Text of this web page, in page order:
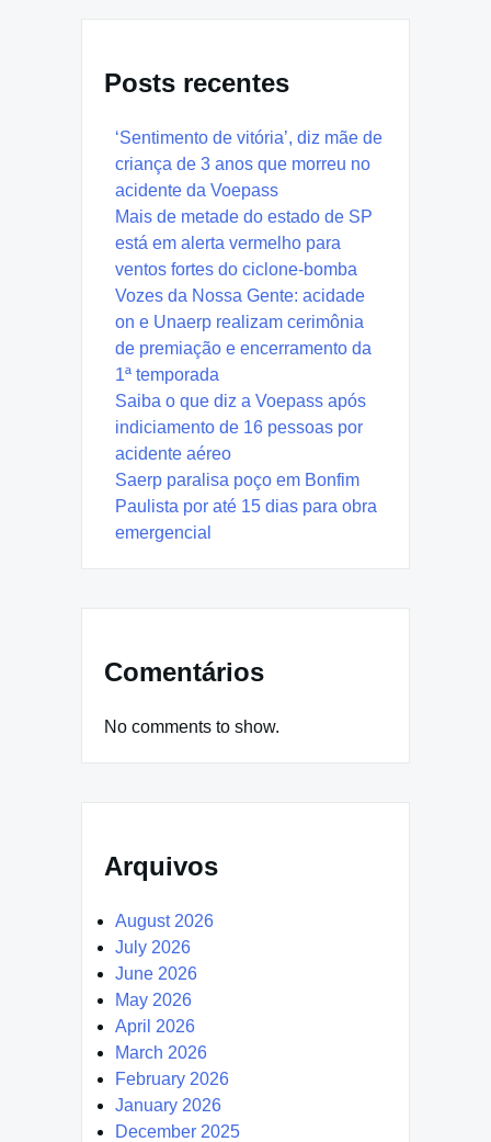
Posts recentes
‘Sentimento de vitória’, diz mãe de
criança de 3 anos que morreu no
acidente da Voepass
Mais de metade do estado de SP
está em alerta vermelho para
ventos fortes do ciclone-bomba
Vozes da Nossa Gente: acidade
on e Unaerp realizam cerimônia
de premiação e encerramento da
1ª temporada
Saiba o que diz a Voepass após
indiciamento de 16 pessoas por
acidente aéreo
Saerp paralisa poço em Bonfim
Paulista por até 15 dias para obra
emergencial
Comentários
No comments to show.
Arquivos
August 2026
July 2026
June 2026
May 2026
April 2026
March 2026
February 2026
January 2026
December 2025